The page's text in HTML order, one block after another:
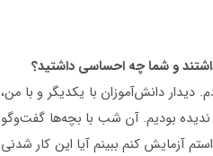
و شما چه احساسی داشتید؟
دانش‌آموزان با یکدیگر و با من،
40 روز بود که همدیگر را ندیده بودیم. آن شب با بچه‌ها گفت‌وگو
آزمایش کنم ببینم آیا این کار شدنی